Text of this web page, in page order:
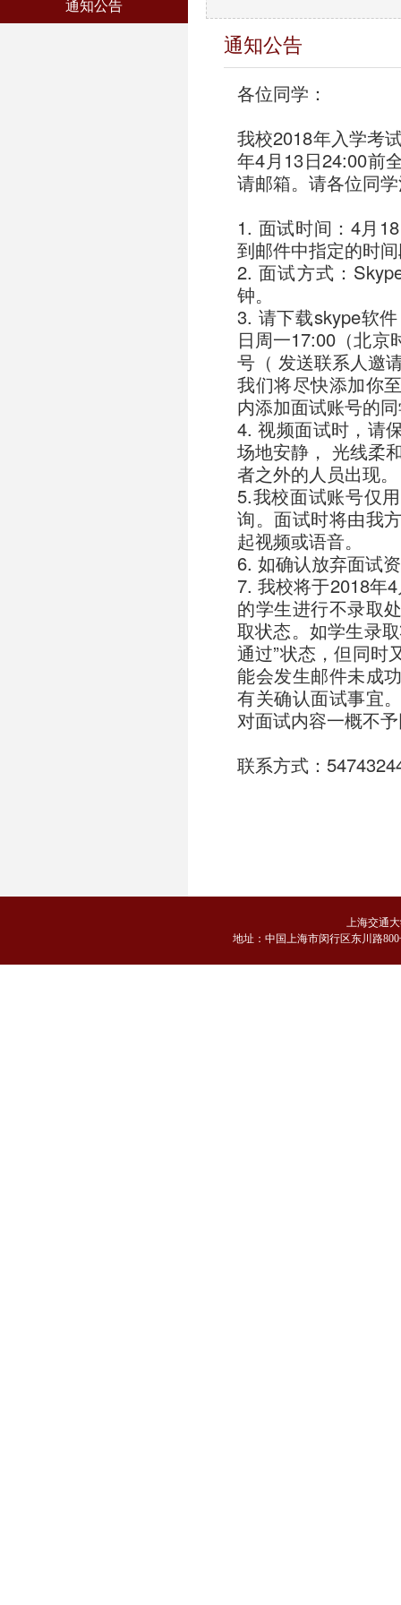
通知公告
通知公告
各位同学：
我校2018年入学考
年4月13日24:00前
请邮箱。请各位同
1. 面试时间：4月
到邮件中指定的时
2. 面试方式：
钟。
3. 请下载skype软
日周一17:00（北京
号（ 发送联系人邀
我们将尽快添加你
内添加面试账号的
4. 视频面试时，请
场地安静， 光线柔
者之外的人员出现
5.我校面试账号仅
询。面试时将由我
起视频或语音。
6. 如确认放弃面试
7. 我校将于2018年
的学生进行不录取
取状态。如学生录
通过”状态，但同时
能会发生邮件未成
有关确认面试事宜
对面试内容一概不
联系方式：
上海交通
地址：中国上海市闵行区东川路